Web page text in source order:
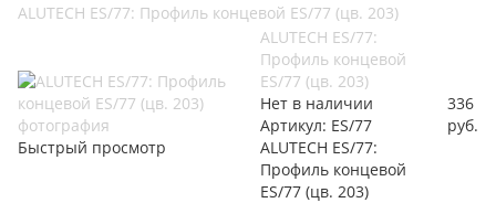
ALUTECH ES/77: Профиль концевой ES/77 (цв. 203)
Быстрый просмотр
ALUTECH ES/77:
Профиль концевой
ES/77 (цв. 203)
Нет в наличии
Артикул: ES/77
ALUTECH ES/77:
Профиль концевой
ES/77 (цв. 203)
336
руб.